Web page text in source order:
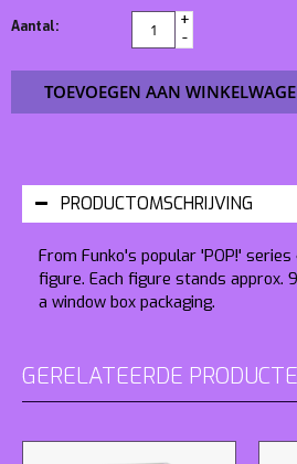
Aantal:
+
-
TOEVOEGEN AAN
PRODUCTOMSCHRIJVING
From Funko's popular 'POP!'
figure. Each figure stands approx.
a window box packaging.
GERELATEERDE